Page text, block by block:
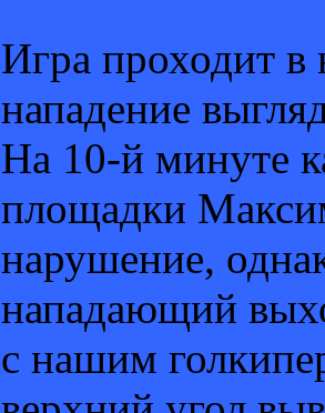
Игра проходит в
нападение
На 10-й минуте
площадки
нарушение,
нападающий
с нашим